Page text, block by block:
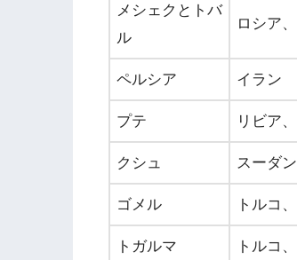
メシェクとトバ
ル
ロシア
ペルシア イラン
プテ リビア
クシュ スーダ
ゴメル トルコ
トガルマ トルコ